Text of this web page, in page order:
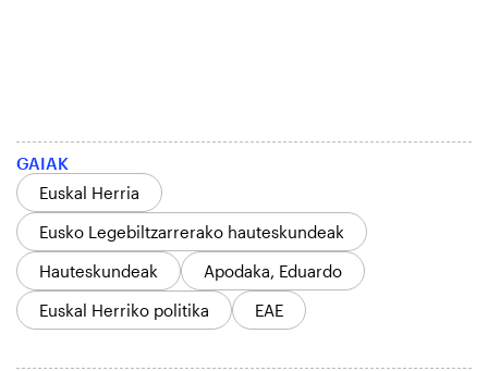
GAIAK
Euskal Herria
Eusko Legebiltzarrerako hauteskundeak
Hauteskundeak
Apodaka, Eduardo
Euskal Herriko politika
EAE